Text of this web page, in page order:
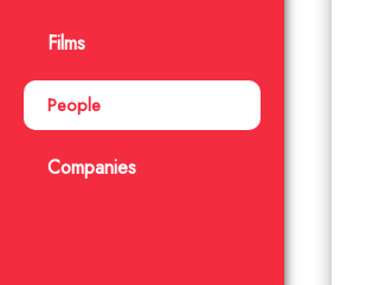
Films
People
Companies